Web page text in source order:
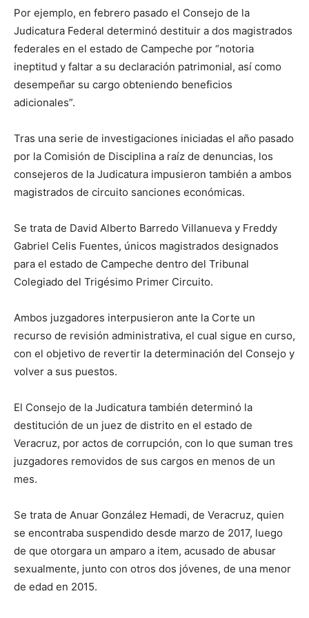
Por ejemplo, en febrero pasado el Consejo de la
Judicatura Federal determinó destituir a dos magistrados
federales en el estado de Campeche por “notoria
ineptitud y faltar a su declaración patrimonial, así como
desempeñar su cargo obteniendo beneficios
adicionales”.
Tras una serie de investigaciones iniciadas el año pasado
por la Comisión de Disciplina a raíz de denuncias, los
consejeros de la Judicatura impusieron también a ambos
magistrados de circuito sanciones económicas.
Se trata de David Alberto Barredo Villanueva y Freddy
Gabriel Celis Fuentes, únicos magistrados designados
para el estado de Campeche dentro del Tribunal
Colegiado del Trigésimo Primer Circuito.
Ambos juzgadores interpusieron ante la Corte un
recurso de revisión administrativa, el cual sigue en curso,
con el objetivo de revertir la determinación del Consejo y
volver a sus puestos.
El Consejo de la Judicatura también determinó la
destitución de un juez de distrito en el estado de
Veracruz, por actos de corrupción, con lo que suman tres
juzgadores removidos de sus cargos en menos de un
mes.
Se trata de Anuar González Hemadi, de Veracruz, quien
se encontraba suspendido desde marzo de 2017, luego
de que otorgara un amparo a item, acusado de abusar
sexualmente, junto con otros dos jóvenes, de una menor
de edad en 2015.